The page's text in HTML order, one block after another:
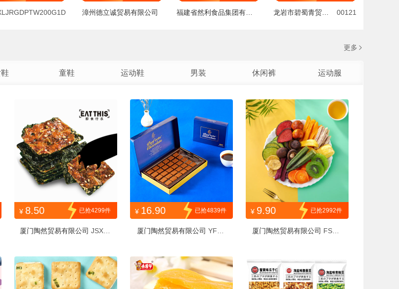
漳州德立诚贸易有限公司 00121
更多
童鞋 运动鞋 男装 休闲裤 运动服
¥ 8.50 已抢4299件
厦门陶然贸易有限公司 JSXLR
¥ 16.90 已抢4839件
厦门陶然贸易有限公司 YFRS
¥ 9.90 已抢2992件
厦门陶然贸易有限公司 FSMY